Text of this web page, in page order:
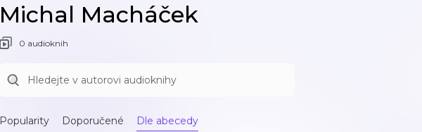
Michal Macháček
0 audioknih
Popularity Doporučené Dle abecedy